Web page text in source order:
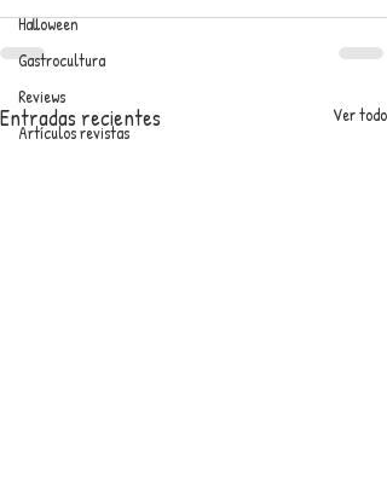
Halloween
Gastrocultura
Reviews
Artículos revistas
Entradas recientes Ver todo